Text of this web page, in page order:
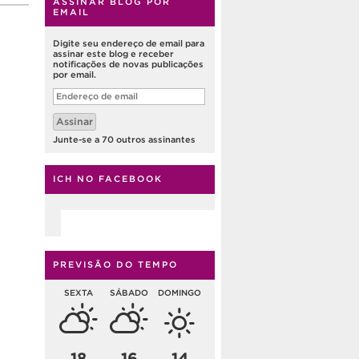
EMAIL
Digite seu endereço de email para
assinar este blog e receber
notificações de novas publicações
por email.
Endereço
de
email
Assinar
Junte-se a 70 outros assinantes
ICH NO FACEBOOK
PREVISÃO DO TEMPO
SEXTA SÁBADO DOMINGO